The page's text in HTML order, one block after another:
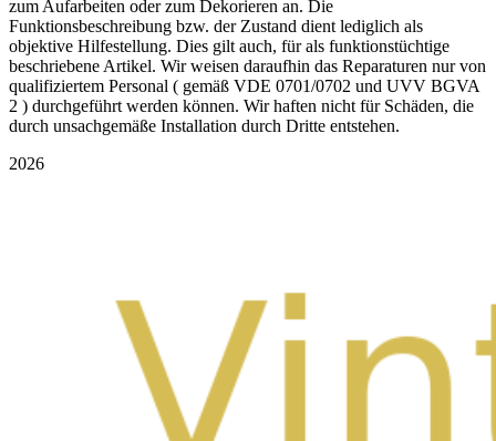
zum Aufarbeiten oder zum Dekorieren an. Die
Funktionsbeschreibung bzw. der Zustand dient lediglich als
objektive Hilfestellung. Dies gilt auch, für als funktionstüchtige
beschriebene Artikel. Wir weisen daraufhin das Reparaturen nur von
qualifiziertem Personal ( gemäß VDE 0701/0702 und UVV BGVA
2 ) durchgeführt werden können. Wir haften nicht für Schäden, die
durch unsachgemäße Installation durch Dritte entstehen.
2026